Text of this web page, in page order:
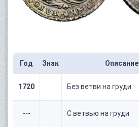
Год Знак Описание
1720 Без ветви на груди
--- C ветвью на груди